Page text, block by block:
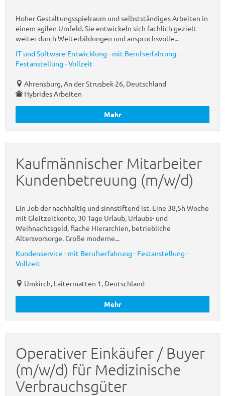
Hoher Gestaltungsspielraum und selbstständiges Arbeiten in
einem agilen Umfeld. Sie entwickeln sich fachlich gezielt
weiter durch Weiterbildungen und anspruchsvolle...
IT und Software-Entwicklung - mit Berufserfahrung -
Festanstellung - Vollzeit
Ahrensburg, An der Strusbek 26, Deutschland
Hybrides Arbeiten
Mehr
Kaufmännischer Mitarbeiter
Kundenbetreuung (m/w/d)
Ein Job der nachhaltig und sinnstiftend ist. Eine 38,5h Woche
mit Gleitzeitkonto, 30 Tage Urlaub, Urlaubs- und
Weihnachtsgeld, flache Hierarchien, betriebliche
Altersvorsorge. Große moderne...
Kundenservice - mit Berufserfahrung - Festanstellung -
Vollzeit
Umkirch, Laitermatten 1, Deutschland
Mehr
Operativer Einkäufer / Buyer
(m/w/d) für Medizinische
Verbrauchsgüter